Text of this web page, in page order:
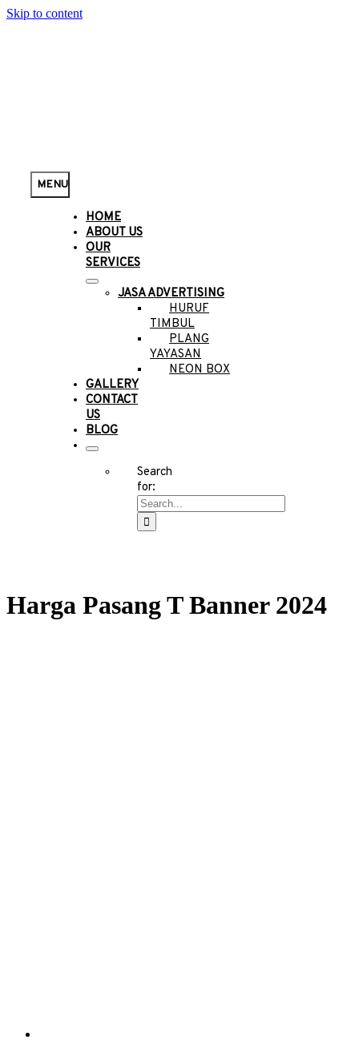
Skip to content
MENU
HOME
ABOUT US
OUR
SERVICES
JASA ADVERTISING
HURUF
TIMBUL
PLANG
YAYASAN
NEON BOX
GALLERY
CONTACT
US
BLOG
Search
for:
Harga Pasang T Banner 2024